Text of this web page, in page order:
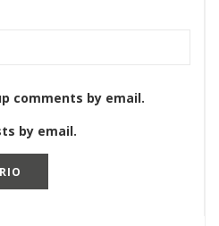
comments by email.
by email.